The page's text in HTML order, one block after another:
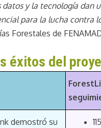
datos y la tecnología dan
para la lucha contra
Forestales de
éxitos del
demostró su